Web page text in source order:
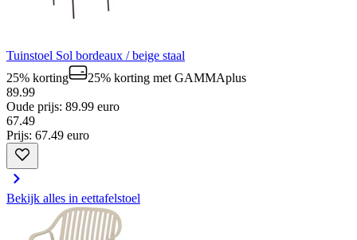
Tuinstoel Sol bordeaux / beige staal
25% korting
25% korting met GAMMAplus
89.99
Oude prijs: 89.99 euro
67.49
Prijs: 67.49 euro
Bekijk alles in eettafelstoel